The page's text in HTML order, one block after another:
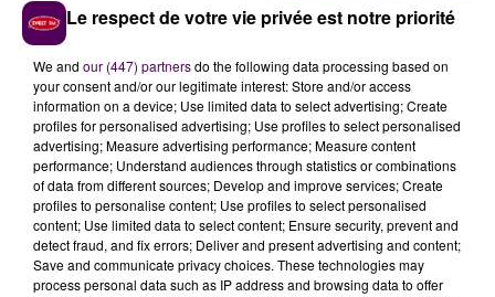
magasin un lieu agréable et professionnel"
Prison avec sursis requis contre le patron
Dans le même temps, l’actuel patron du magasin, âgé
de 63 ans, comparaissait il y a quelques jours devant le
tribunal correctionnel de Laval pour abus de biens
sociaux et détournement. Six mois de prison avec
sursis ont été requis à son encontre. La décision sera
rendue le 16 mars.
Le respect de votre vie privée est notre priorité
We and our (447) partnersdo the following data processing based on
your consent and/or our legitimate interest: Store and/or access
information on a device; Use limited data to select advertising; Create
profiles for personalised advertising; Use profiles to select personalised
advertising; Measure advertising performance; Measure content
performance; Understand audiences through statistics or combinations
of data from different sources; Develop and improve services; Create
profiles to personalise content; Use profiles to select personalised
content; Use limited data to select content; Ensure security, prevent and
detect fraud, and fix errors; Deliver and present advertising and content;
Save and communicate privacy choices. These technologies may
process personal data such as IP address and browsing data to offer